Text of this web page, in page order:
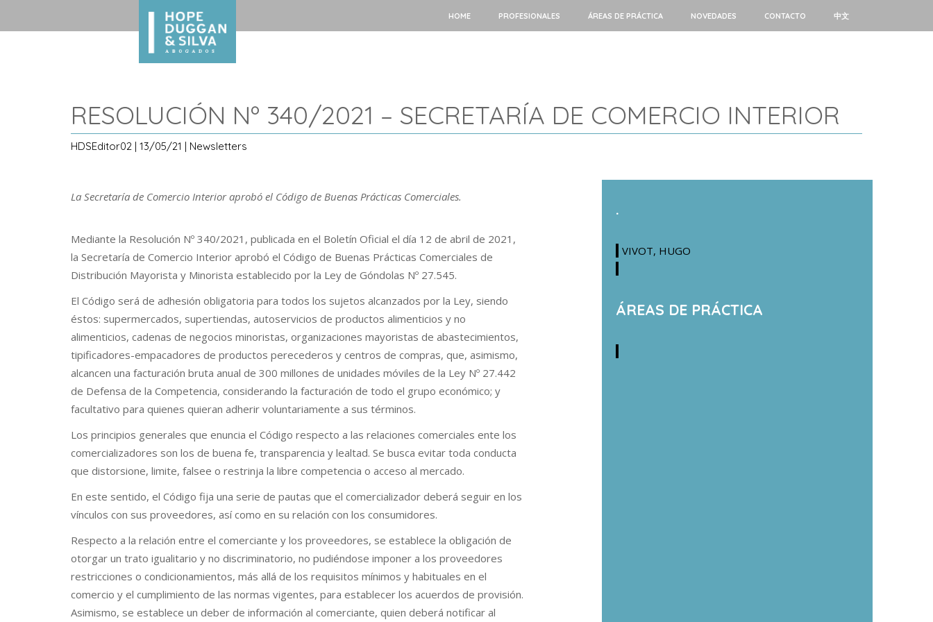
HOME PROFESIONALES ÁREAS DE PRÁCTICA NOVEDADES CONTACTO 中文
RESOLUCIÓN Nº 340/2021 – SECRETARÍA DE COMERCIO INTERIOR
HDSEditor02 | 13/05/21 | Newsletters
La Secretaría de Comercio Interior aprobó el Código de Buenas Prácticas Comerciales.
Mediante la Resolución Nº 340/2021, publicada en el Boletín Oficial el día 12 de abril de 2021,
la Secretaría de Comercio Interior aprobó el Código de Buenas Prácticas Comerciales de
Distribución Mayorista y Minorista establecido por la Ley de Góndolas Nº 27.545.
El Código será de adhesión obligatoria para todos los sujetos alcanzados por la Ley, siendo
éstos: supermercados, supertiendas, autoservicios de productos alimenticios y no
alimenticios, cadenas de negocios minoristas, organizaciones mayoristas de abastecimientos,
tipificadores-empacadores de productos perecederos y centros de compras, que, asimismo,
alcancen una facturación bruta anual de 300 millones de unidades móviles de la Ley Nº 27.442
de Defensa de la Competencia, considerando la facturación de todo el grupo económico; y
facultativo para quienes quieran adherir voluntariamente a sus términos.
Los principios generales que enuncia el Código respecto a las relaciones comerciales ente los
comercializadores son los de buena fe, transparencia y lealtad. Se busca evitar toda conducta
que distorsione, limite, falsee o restrinja la libre competencia o acceso al mercado.
En este sentido, el Código fija una serie de pautas que el comercializador deberá seguir en los
vínculos con sus proveedores, así como en su relación con los consumidores.
Respecto a la relación entre el comerciante y los proveedores, se establece la obligación de
otorgar un trato igualitario y no discriminatorio, no pudiéndose imponer a los proveedores
restricciones o condicionamientos, más allá de los requisitos mínimos y habituales en el
comercio y el cumplimiento de las normas vigentes, para establecer los acuerdos de provisión.
Asimismo, se establece un deber de información al comerciante, quien deberá notificar al
.
VIVOT, HUGO
ÁREAS DE PRÁCTICA